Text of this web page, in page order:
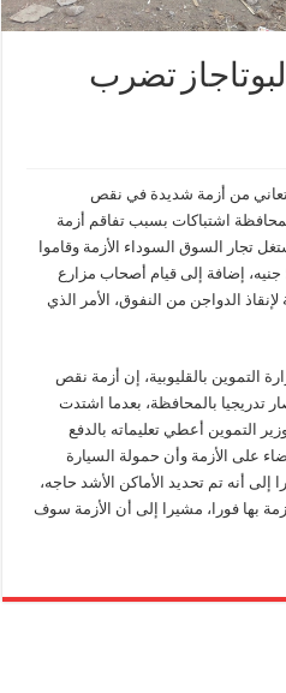
تضرب
تعاني من أزمة شديدة في نقص
اشتباكات بسبب تفاقم أزمة
تجار السوق السوداء الأزمة وقاموا
برفع سعر الأسطوانات لتصل إلى 50 جنيه، إضافة إلى قيام أصحاب مزارع
الدواجن من النفوق، الأمر الذي
التموين بالقليوبية، إن أزمة نقص
تدريجيا بالمحافظة، بعدما اشتدت
التموين أعطي تعليماته بالدفع
على الأزمة وأن حمولة السيارة
مشيرا إلى أنه تم تحديد الأماكن الأشد حاجه،
بها فورا، مشيرا إلى أن الأزمة سوف